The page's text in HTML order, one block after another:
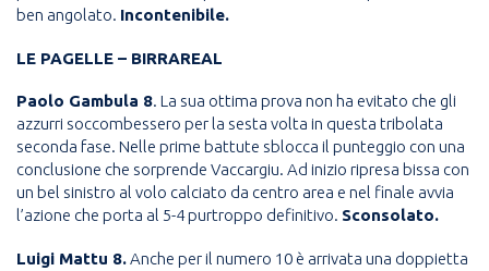
ben angolato. Incontenibile.
LE PAGELLE – BIRRAREAL
Paolo Gambula 8. La sua ottima prova non ha evitato che gli
azzurri soccombessero per la sesta volta in questa tribolata
seconda fase. Nelle prime battute sblocca il punteggio con una
conclusione che sorprende Vaccargiu. Ad inizio ripresa bissa con
un bel sinistro al volo calciato da centro area e nel finale avvia
l’azione che porta al 5-4 purtroppo definitivo. Sconsolato.
Luigi Mattu 8.Anche per il numero 10 è arrivata una doppietta